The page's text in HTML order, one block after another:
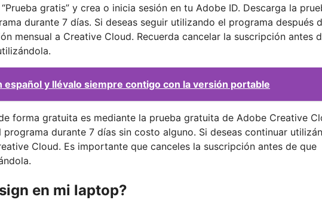
gratis” y crea o inicia sesión en tu Adobe ID. Descarga la
durante 7 días. Si deseas seguir utilizando el programa después
mensual a Creative Cloud. Recuerda cancelar la suscripción antes
español y llévalo siempre contigo con la versión portable
forma gratuita es mediante la prueba gratuita de Adobe Creative
durante 7 días sin costo alguno. Si deseas continuar
Cloud. Es importante que canceles la suscripción antes de que
en mi laptop?